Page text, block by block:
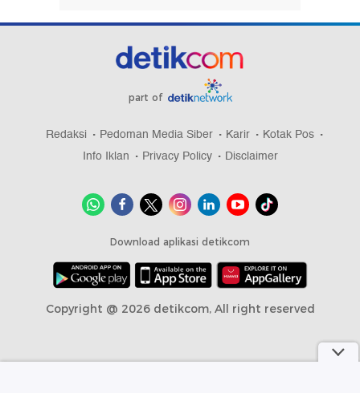
part of
Redaksi Pedoman Media Siber Karir
Kotak Pos
Info Iklan
Privacy Policy Disclaimer
Download aplikasi detikcom
Copyright @ 2026 detikcom, All right reserved